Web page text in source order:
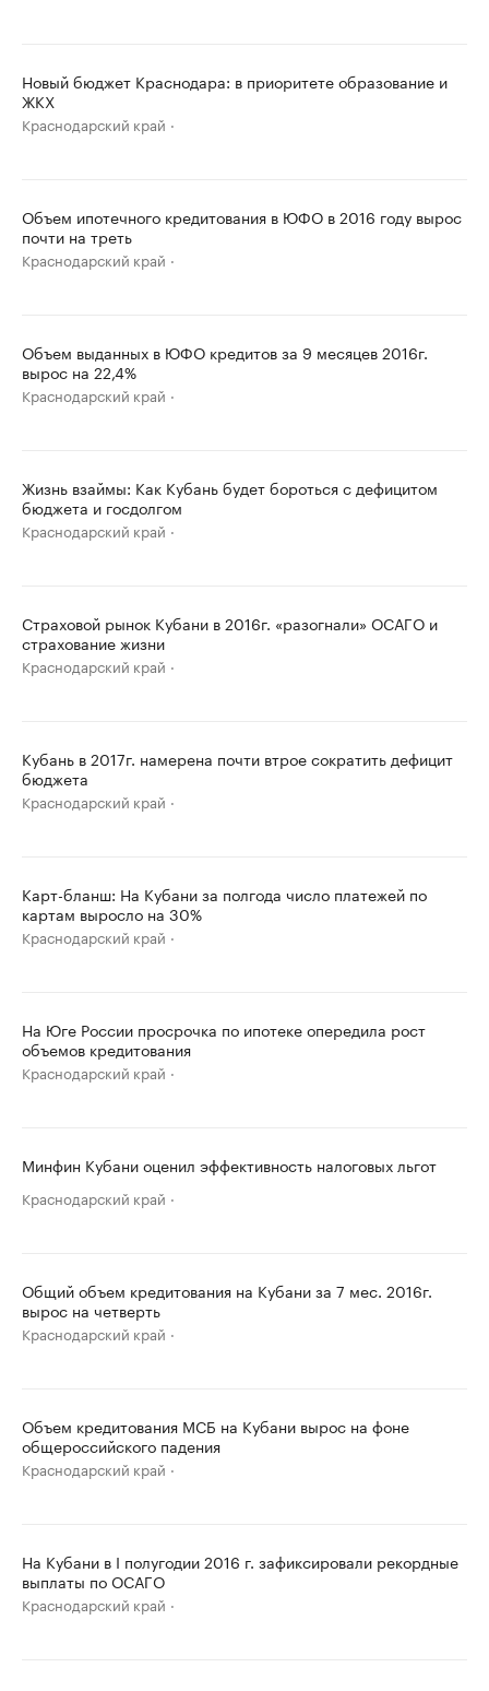
Новый бюджет Краснодара: в приоритете образование и
ЖКХ
Краснодарский край
Объем ипотечного кредитования в ЮФО в 2016 году вырос
почти на треть
Краснодарский край
Объем выданных в ЮФО кредитов за 9 месяцев 2016г.
вырос на 22,4%
Краснодарский край
Жизнь взаймы: Как Кубань будет бороться с дефицитом
бюджета и госдолгом
Краснодарский край
Страховой рынок Кубани в 2016г. «разогнали» ОСАГО и
страхование жизни
Краснодарский край
Кубань в 2017г. намерена почти втрое сократить дефицит
бюджета
Краснодарский край
Карт-бланш: На Кубани за полгода число платежей по
картам выросло на 30%
Краснодарский край
На Юге России просрочка по ипотеке опередила рост
объемов кредитования
Краснодарский край
Минфин Кубани оценил эффективность налоговых льгот
Краснодарский край
Общий объем кредитования на Кубани за 7 мес. 2016г.
вырос на четверть
Краснодарский край
Объем кредитования МСБ на Кубани вырос на фоне
общероссийского падения
Краснодарский край
На Кубани в I полугодии 2016 г. зафиксировали рекордные
выплаты по ОСАГО
Краснодарский край